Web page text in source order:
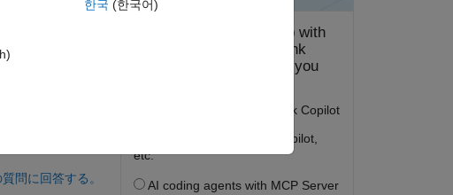
問に回答する。
한국 (한국어)